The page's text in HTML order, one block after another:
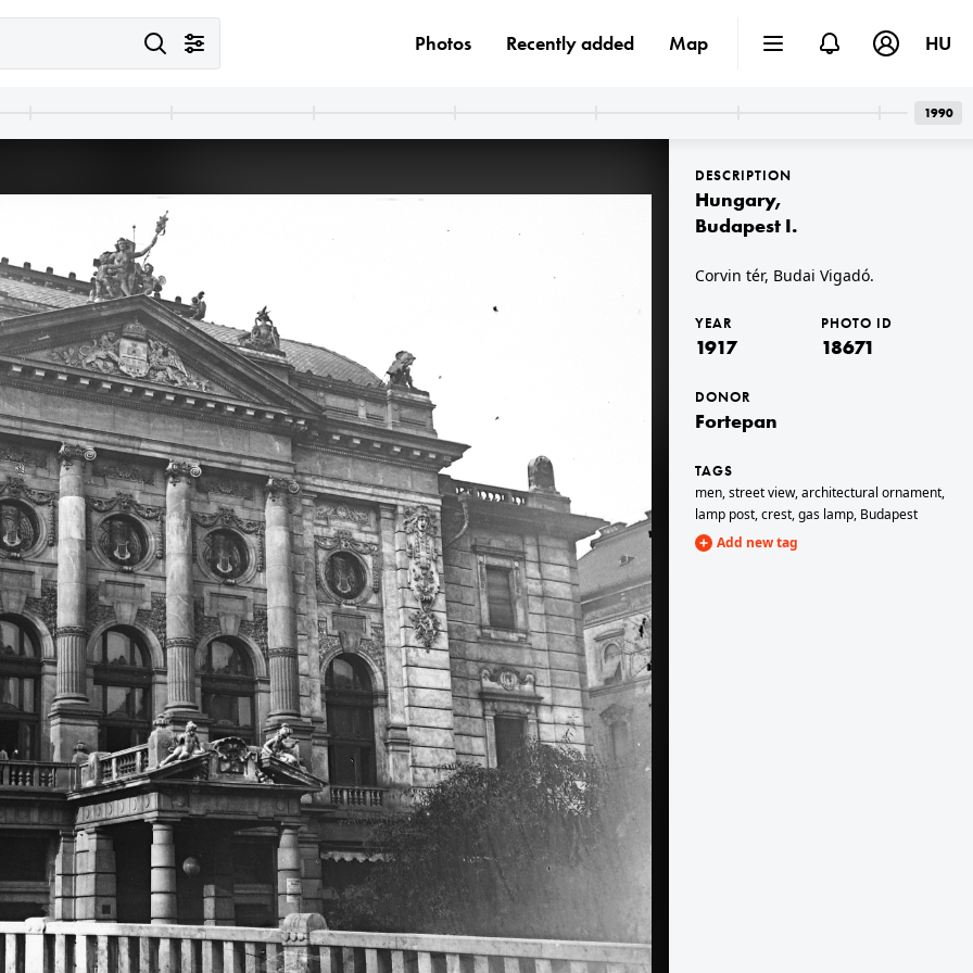
futóárok.
1917
Első világháború, harcálláspont.
1917
Első világháború, futóárok.
1917
1917
1917
Első világháború, futóárok.
DESCRIPTION
Hungary,
Budapest I.
Corvin tér, Budai Vigadó.
YEAR
1917
PHOTO ID
18671
DONOR
Fortepan
TAGS
men,street view,architectural ornament,
lamp post,crest,gas lamp, Budapest
Add new tag
Photos Recently added Map HU
1990